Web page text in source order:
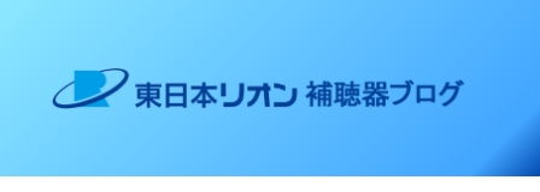
東日本リオン 補聴器ブログ